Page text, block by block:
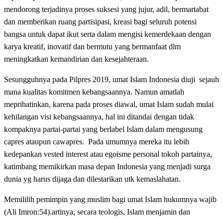
mendorong terjadinya proses suksesi yang jujur, adil, bermartabat
dan memberikan ruang partisipasi, kreasi bagi seluruh potensi
bangsa untuk dapat ikut serta dalam mengisi kemerdekaan dengan
karya kreatif, inovatif dan bermutu yang bermanfaat dlm
meningkatkan kemandirian dan kesejahteraan.
Sesungguhnya pada Pilpres 2019, umat Islam Indonesia diuji sejauh
mana kualitas komitmen kebangsaannya. Namun amatlah
meprihatinkan, karena pada proses diawal, umat Islam sudah mulai
kehilangan visi kebangsaannya, hal ini ditandai dengan tidak
kompaknya partai-partai yang berlabel Islam dalam mengusung
capres ataupun cawapres. Pada umumnya mereka itu lebih
kedepankan vested interest atau egoisme personal tokoh partainya,
katimbang memikirkan masa depan Indonesia yang menjadi surga
dunia yg harus dijaga dan dilestarikan utk kemaslahatan.
Memililih pemimpin yang muslim bagi umat Islam hukumnya wajib
(Ali Imron:54).artinya, secara teologis, Islam menjamin dan